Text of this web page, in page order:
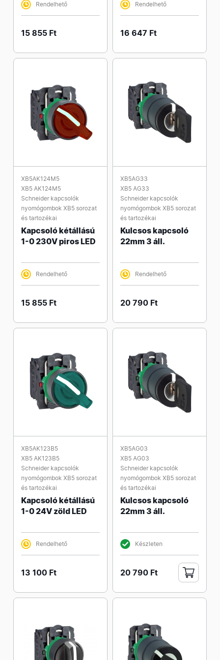
Rendelhető
15 855 Ft
Rendelhető
16 647 Ft
XB5AK124M5
XB5 AK124M5
Schneider kapcsolók
nyomógombok XB5 sorozat
és tartozékai
Kapcsoló kétállású
1-0 230V piros LED
Rendelhető
15 855 Ft
XB5AG33
XB5 AG33
Schneider kapcsolók
nyomógombok XB5 sorozat
és tartozékai
Kulcsos kapcsoló
22mm 3 áll.
Rendelhető
20 790 Ft
XB5AK123B5
XB5 AK123B5
Schneider kapcsolók
nyomógombok XB5 sorozat
és tartozékai
Kapcsoló kétállású
1-0 24V zöld LED
Rendelhető
13 100 Ft
XB5AG03
XB5 AG03
Schneider kapcsolók
nyomógombok XB5 sorozat
és tartozékai
Kulcsos kapcsoló
22mm 3 áll.
Készleten
20 790 Ft